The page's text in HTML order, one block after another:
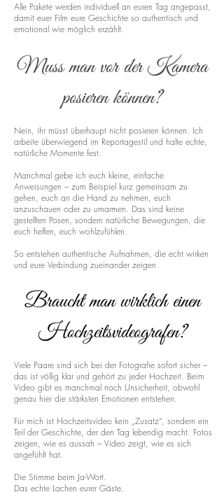
Alle Pakete werden individuell an euren Tag angepasst,
damit euer Film eure Geschichte so authentisch und
emotional wie möglich erzählt.
Muss man vor der Kamera
posieren können?
Nein, ihr müsst überhaupt nicht posieren können. Ich
arbeite überwiegend im Reportagestil und halte echte,
natürliche Momente fest.
Manchmal gebe ich euch kleine, einfache
Anweisungen – zum Beispiel kurz gemeinsam zu
gehen, euch an die Hand zu nehmen, euch
anzuschauen oder zu umarmen. Das sind keine
gestellten Posen, sondern natürliche Bewegungen, die
euch helfen, euch wohlzufühlen.
So entstehen authentische Aufnahmen, die echt wirken
und eure Verbindung zueinander zeigen
Braucht man wirklich einen
Hochzeitsvideografen?
Viele Paare sind sich bei der Fotografie sofort sicher –
das ist völlig klar und gehört zu jeder Hochzeit. Beim
Video gibt es manchmal noch Unsicherheit, obwohl
genau hier die stärksten Emotionen entstehen.
Für mich ist Hochzeitsvideo kein „Zusatz“, sondern ein
Teil der Geschichte, der den Tag lebendig macht. Fotos
zeigen, wie es aussah – Video zeigt, wie es sich
angefühlt hat.
Die Stimme beim Ja-Wort.
Das echte Lachen eurer Gäste.